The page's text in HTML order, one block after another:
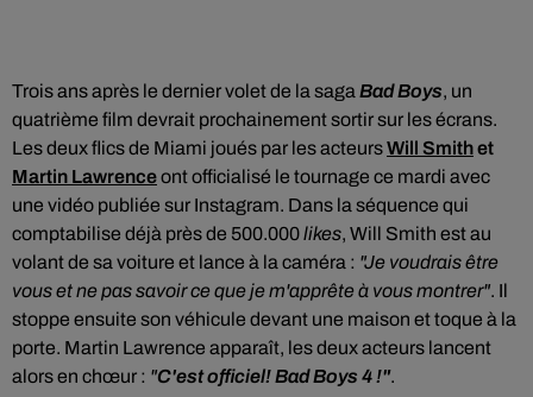
Trois ans après le dernier volet de la saga Bad Boys, un
quatrième film devrait prochainement sortir sur les écrans.
Les deux flics de Miami joués par les acteursWill Smithet
Martin Lawrenceont officialisé le tournage ce mardi avec
une vidéo publiée sur Instagram. Dans la séquence qui
comptabilise déjà près de 500.000likes, Will Smith est au
volant de sa voiture et lance à la caméra : "Je voudrais être
vous et ne pas savoir ce que je m'apprête à vous montrer". Il
stoppe ensuite son véhicule devant une maison et toque à la
porte. Martin Lawrence apparaît, les deux acteurs lancent
alors en chœur : "C'est officiel! Bad Boys 4 !".